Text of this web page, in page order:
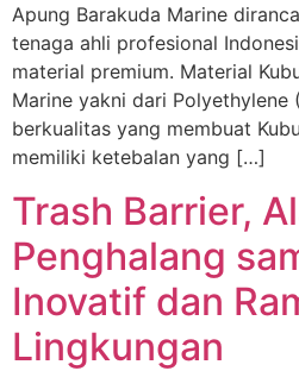
Apung Barakuda Marine
tenaga ahli profesional
material premium. Material
Marine yakni dari Polyethylene
berkualitas yang membuat
memiliki ketebalan yang […]
Trash Barrier,
Penghalang
Inovatif dan
Lingkungan